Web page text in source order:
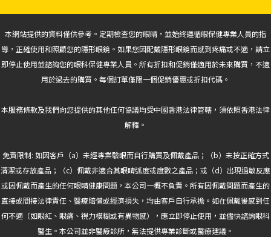
本網站提供的資料僅供參考。定期檢查您的眼睛，並始終遵循眼保健專業人員的指
導，正確使用和照顧您的隱形眼鏡。如果您因配戴隱形眼鏡而感到疼痛或不適，請立
即停止使用並諮詢您的眼科保健專業人員。所有折扣和促銷僅適用於未來購買，不適
用於過去的購買。每個訂單僅限一個促銷優惠或折扣代碼。
本服務條款及我們向您提供的其他任何協議均受中國香港法律管轄，須依照香港法律
解釋。
免責限制: 如因客戶（a）未經專業驗眼而自行購買及佩戴產品；（b）未按正確方式
清潔或存放產品；（c）佩戴非適合其眼睛弧度或度數之產品；或（d）出現過敏反應
或因佩戴而產生的任何眼睛健康問題，本公司一概不負責。所有因佩戴問題而產生的
直接或間接法律責任、醫療賠償或經濟損失，均由客戶自行承擔。如在佩戴後感到任
何不適（如眼紅、眼痛、視力模糊或有異物感），應立即停止使用，並儘快諮詢眼科
醫生。本公司並非醫療診所，無法提供專業診斷或醫療建議。